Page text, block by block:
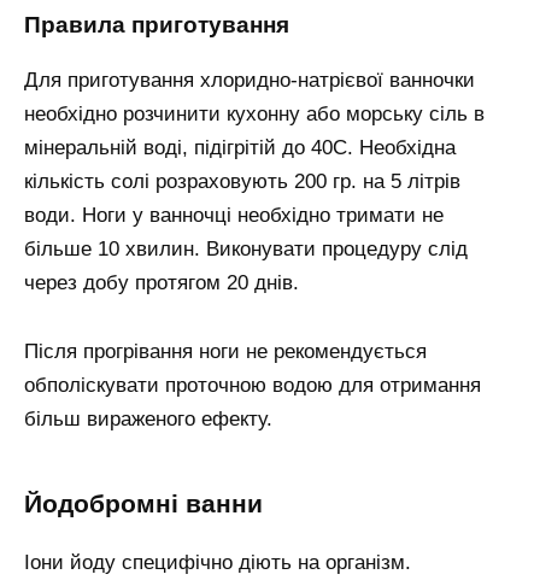
Правила приготування
Для приготування хлоридно-натрієвої ванночки
необхідно розчинити кухонну або морську сіль в
мінеральній воді, підігрітій до 40С. Необхідна
кількість солі розраховують 200 гр. на 5 літрів
води. Ноги у ванночці необхідно тримати не
більше 10 хвилин. Виконувати процедуру слід
через добу протягом 20 днів.
Після прогрівання ноги не рекомендується
обполіскувати проточною водою для отримання
більш вираженого ефекту.
Йодобромні ванни
Іони йоду специфічно діють на організм.